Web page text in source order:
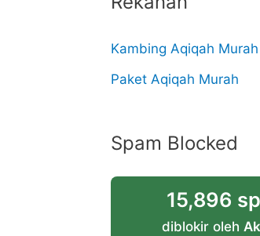
Kambing Aqiqah Murah
Paket Aqiqah Murah
Spam Blocked
15,896
diblokir oleh